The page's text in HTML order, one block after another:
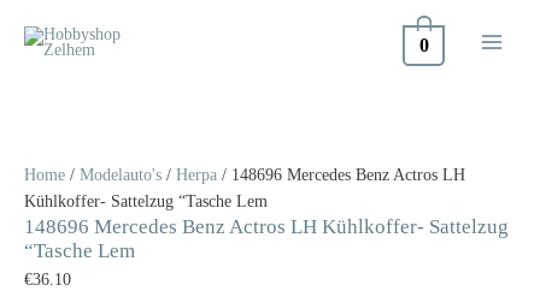
naar
0
Home / Modelauto's / Herpa / 148696 Mercedes Benz Actros LH
Kühlkoffer- Sattelzug “Tasche Lem
148696 Mercedes Benz Actros LH Kühlkoffer- Sattelzug
“Tasche Lem
€36.10
Actros
LH
Kühlkoffer-
Sattelzug
"Tasche